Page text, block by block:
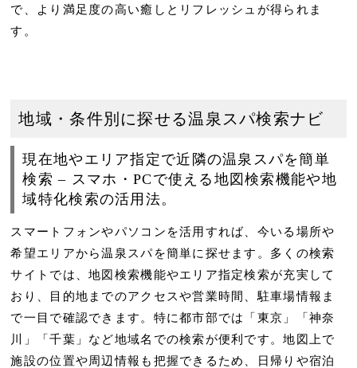
で、より満足度の高い癒しとリフレッシュが得られま
す。
地域・条件別に探せる温泉スパ検索ナビ
現在地やエリア指定で近隣の温泉スパを簡単
検索 – スマホ・PCで使える地図検索機能や地
域特化検索の活用法。
スマートフォンやパソコンを活用すれば、今いる場所や
希望エリアから温泉スパを簡単に探せます。多くの検索
サイトでは、地図検索機能やエリア指定検索が充実して
おり、目的地までのアクセスや営業時間、駐車場情報ま
で一目で確認できます。特に都市部では「東京」「神奈
川」「千葉」など地域名での検索が便利です。地図上で
施設の位置や周辺情報も把握できるため、日帰りや宿泊